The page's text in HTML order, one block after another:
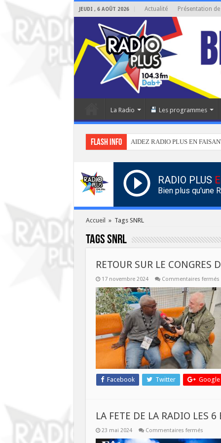
JEUDI , 6 AOÛT 2026 Actualité Présentation
La Radio Les programmes
Flash info AIDEZ RADIO PLUS EN
RADIO PLUS
Bien plus qu'une
Accueil » Tags SNRL
TagsSNRL
RETOUR SUR LE CONGRES
17 novembre 2024 Commentaires fermés
Facebook Twitter Google
LA FETE DE LA RADIO LES
23 mai 2024 Commentaires ferméssur